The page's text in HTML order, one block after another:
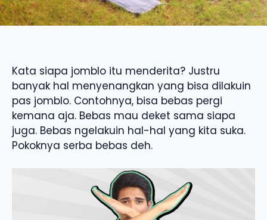
Kata siapa jomblo itu menderita? Justru
banyak hal menyenangkan yang bisa dilakuin
pas jomblo. Contohnya, bisa bebas pergi
kemana aja. Bebas mau deket sama siapa
juga. Bebas ngelakuin hal-hal yang kita suka.
Pokoknya serba bebas deh.